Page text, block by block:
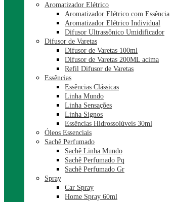
Aromatizador Elétrico
Aromatizador Elétrico com Essência
Aromatizador Elétrico Individual
Difusor Ultrassônico Umidificador
Difusor de Varetas
Difusor de Varetas 100ml
Difusor de Varetas 200ML acima
Refil Difusor de Varetas
Essências
Essências Clássicas
Linha Mundo
Linha Sensações
Linha Signos
Essências Hidrossolúveis 30ml
Óleos Essenciais
Sachê Perfumado
Sachê Linha Mundo
Sachê Perfumado Pq
Sachê Perfumado Gr
Spray
Car Spray
Home Spray 60ml